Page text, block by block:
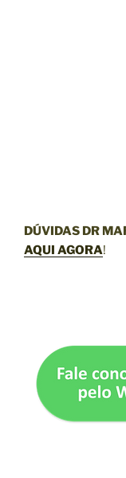
DÚVIDAS DR
AQUI AGORA!